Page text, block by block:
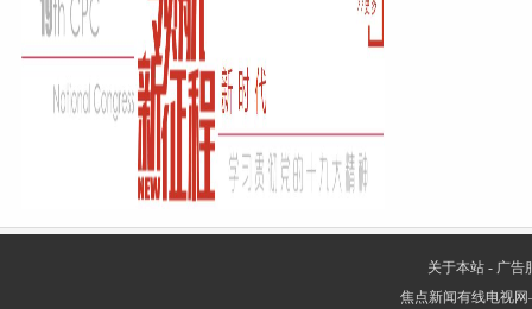
关于本站 - 广告
焦点新闻有线电视